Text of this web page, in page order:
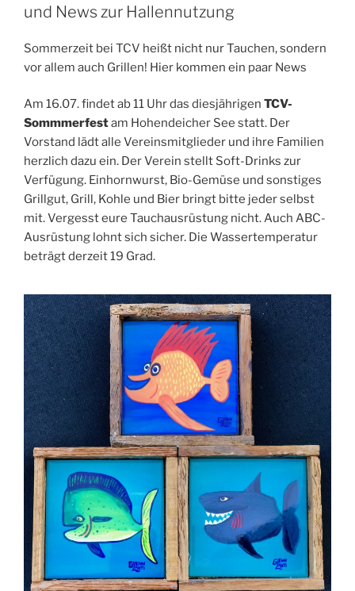
und News zur Hallennutzung
Sommerzeit bei TCV heißt nicht nur Tauchen, sondern
vor allem auch Grillen! Hier kommen ein paar News
Am 16.07. findet ab 11 Uhr das diesjährigen TCV-
Sommmerfestam Hohendeicher See statt. Der
Vorstand lädt alle Vereinsmitglieder und ihre Familien
herzlich dazu ein. Der Verein stellt Soft-Drinks zur
Verfügung. Einhornwurst, Bio-Gemüse und sonstiges
Grillgut, Grill, Kohle und Bier bringt bitte jeder selbst
mit. Vergesst eure Tauchausrüstung nicht. Auch ABC-
Ausrüstung lohnt sich sicher. Die Wassertemperatur
beträgt derzeit 19 Grad.